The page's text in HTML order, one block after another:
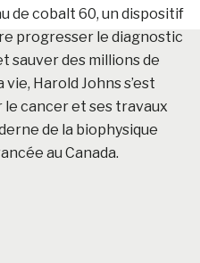
de cobalt 60, un dispositif
progresser le diagnostic
sauver des millions de
Harold Johns s’est
cancer et ses travaux
de la biophysique
au Canada.